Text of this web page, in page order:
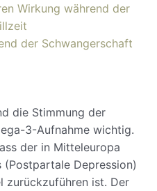
Wirkung während der
der Schwangerschaft
die Stimmung der
3-Aufnahme wichtig.
der in Mitteleuropa
Depression)
zurückzuführen ist. Der